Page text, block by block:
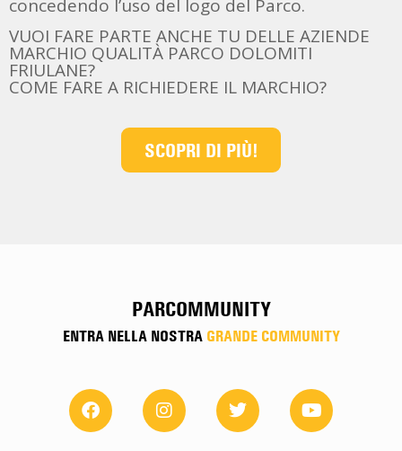
concedendo l’uso del logo del Parco.
VUOI FARE PARTE ANCHE TU DELLE AZIENDE
MARCHIO QUALITÀ PARCO DOLOMITI
FRIULANE?
COME FARE A RICHIEDERE IL MARCHIO?
SCOPRI DI PIÙ!
PARCOMMUNITY
ENTRA NELLA NOSTRA GRANDE COMMUNITY